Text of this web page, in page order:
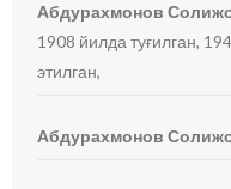
Абдурахмонов
1908 йилда туғилган,
этилган,
Абдурахмонов